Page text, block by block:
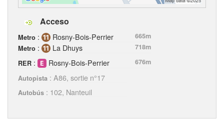
Acceso
Metro : Rosny-Bois-Perrier
665m
Metro : La Dhuys
718m
RER : Rosny-Bois-Perrier
676m
Autopista : A86, sortie n°17
Autobús : 102, Nanteuil